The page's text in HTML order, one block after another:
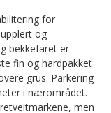
for
og
bekkefaret er
fin og hardpakket
grus. Parkering
i nærområdet.
men